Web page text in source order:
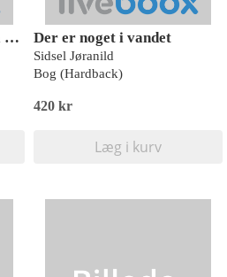
Tuk og Tia – Spøgelset på skolen Der er noget i vandet
Sidsel Jøranild
Bog (Hardback)
420 kr
Læg i kurv